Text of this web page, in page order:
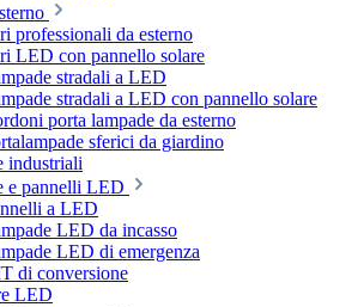
professionali da esterno
LED con pannello solare
stradali a LED
stradali a LED con pannello solare
porta lampade da esterno
sferici da giardino
industriali
e pannelli LED
a LED
LED da incasso
LED di emergenza
di conversione
LED